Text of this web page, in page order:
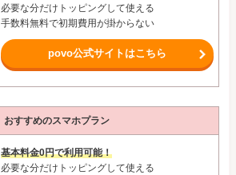
必要な分だけトッピングして使える
手数料無料で初期費用が掛からない
povo公式サイトはこちら
おすすめのスマホプラン
基本料金0円で利用可能！
必要な分だけトッピングして使える